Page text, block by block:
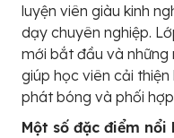
luyện viên giàu kinh
dạy chuyên nghiệp.
mới bắt đầu và những
giúp học viên cải
phát bóng và phối
Một số đặc điểm